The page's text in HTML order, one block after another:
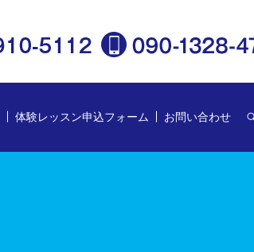
体験レッスン申込フォーム お問い合わせ